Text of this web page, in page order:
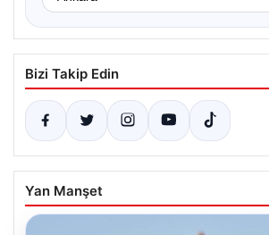
Bizi Takip Edin
Yan Manşet